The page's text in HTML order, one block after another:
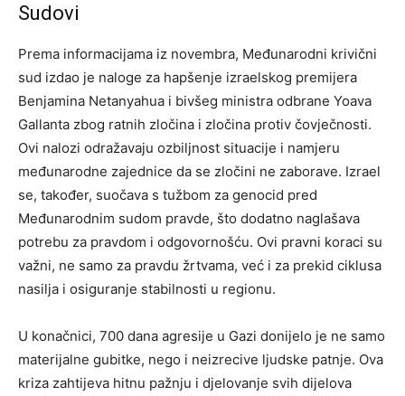
Sudovi
Prema informacijama iz novembra, Međunarodni krivični
sud izdao je naloge za hapšenje izraelskog premijera
Benjamina Netanyahua i bivšeg ministra odbrane Yoava
Gallanta zbog ratnih zločina i zločina protiv čovječnosti.
Ovi nalozi odražavaju ozbiljnost situacije i namjeru
međunarodne zajednice da se zločini ne zaborave. Izrael
se, također, suočava s tužbom za genocid pred
Međunarodnim sudom pravde, što dodatno naglašava
potrebu za pravdom i odgovornošću. Ovi pravni koraci su
važni, ne samo za pravdu žrtvama, već i za prekid ciklusa
nasilja i osiguranje stabilnosti u regionu.
U konačnici, 700 dana agresije u Gazi donijelo je ne samo
materijalne gubitke, nego i neizrecive ljudske patnje. Ova
kriza zahtijeva hitnu pažnju i djelovanje svih dijelova